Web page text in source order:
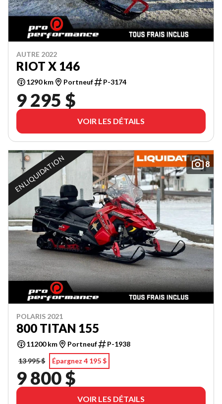
AUTRE 2022
RIOT X 146
1290 km Portneuf P-3174
9 295 $
VOIR LES DÉTAILS
8
EN LIQUIDATION
POLARIS 2021
800 TITAN 155
11200 km Portneuf
P-1938
13 995 $
Épargnez 4 195 $
9 800 $
VOIR LES DÉTAILS